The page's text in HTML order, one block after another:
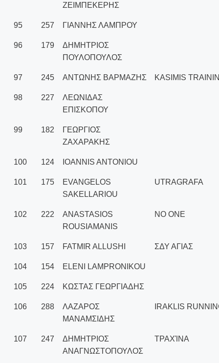
ΖΕΙΜΠΕΚΕΡΗΣ
95 257 ΓΙΑΝΝΗΣ ΛΑΜΠΡΟΥ
96 179
ΔΗΜΗΤΡΙΟΣ
ΠΟΥΛΟΠΟΥΛΟΣ
97 245 ΑΝΤΩΝΗΣ ΒΑΡΜΑΖΗΣ KASIMIS
98 227
ΛΕΩΝΙΔΑΣ
ΕΠΙΣΚΟΠΟΥ
99 182
ΓΕΩΡΓΙΟΣ
ΖΑΧΑΡΑΚΗΣ
100 124 IOANNIS ANTONIOU
101 175
EVANGELOS
SAKELLARIOU
UTRAGRAFA
102 222
ANASTASIOS
ROUSIAMANIS
NO ONE
103 157 FATMIR ALLUSHI ΣΔΥ ΑΓΙΑΣ
104 154 ELENI LAMPRONIKOU
105 224 ΚΩΣΤΑΣ ΓΕΩΡΓΙΑΔΗΣ
106 288
ΛΑΖΑΡΟΣ
ΜΑΝΑΜΣΙΔΗΣ
IRAKLIS
107 247
ΔΗΜΗΤΡΙΟΣ
ΑΝΑΓΝΩΣΤΟΠΟΥΛΟΣ
ΤΡΑΧΊΝΑ